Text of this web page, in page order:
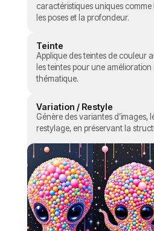
caractéristiques uniques comme
les poses et la profondeur.
Teinte
Applique des teintes de couleur
les teintes pour une amélioration
thématique.
Variation / Restyle
Génère des variantes d’images,
restylage, en préservant la